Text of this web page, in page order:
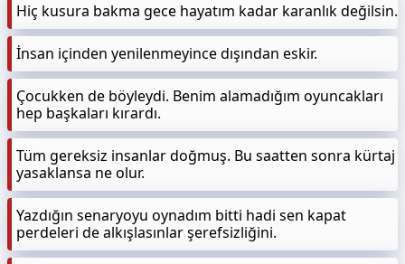
Hiç kusura bakma gece hayatım kadar karanlık değilsin.
İnsan içinden yenilenmeyince dışından eskir.
Çocukken de böyleydi. Benim alamadığım oyuncakları
hep başkaları kırardı.
Tüm gereksiz insanlar doğmuş. Bu saatten sonra kürtaj
yasaklansa ne olur.
Yazdığın senaryoyu oynadım bitti hadi sen kapat
perdeleri de alkışlasınlar şerefsizliğini.